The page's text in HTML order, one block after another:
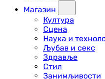
Магазин
Култура
Сцена
Наука и
Љубав и секс
Здравље
Стил
Занимљивости